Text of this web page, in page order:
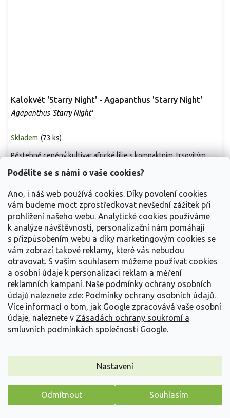
Podělíte se s námi o vaše cookies?
Ano, i náš web používá cookies. Díky povolení cookies
vám budeme moct zprostředkovat nevšední zážitek při
prohlížení našeho webu. Analytické cookies používáme
k analýze návštěvnosti, personalizační nám pomáhají
s přizpůsobením webu a díky marketingovým cookies se
vám zobrazí takové reklamy, které vás nebudou
otravovat. S vaším souhlasem můžeme používat cookies
a osobní údaje k personalizaci reklam a měření
reklamních kampaní. Naše podmínky ochrany osobních
údajů naleznete zde: Podmínky ochrany osobních údajů.
Více informací o tom, jak Google zpracovává vaše osobní
údaje, naleznete v Zásadách ochrany soukromí a
smluvních podmínkách společnosti Google.
Nastavení
Odmítnout Souhlasím
Kalokvět 'Starry Night' - Agapanthus 'Starry Night'
Agapanthus 'Starry Night'
Skladem (73 ks)
Detail
Pěstebně ceněný kultivar africké lilie s kompaktním, trsovitým
Řebříček obecný 'Milly Rock Mixmaster Dance' -
Achillea millefolium 'Milly Rock Mixmaster Dance'
Achillea millefolium 'Milly Rock Yellow'
Máme pro vás malý dárek